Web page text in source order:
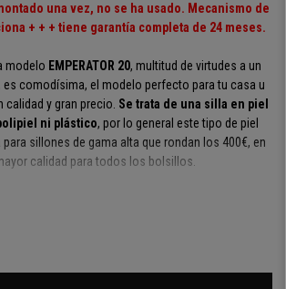
una vez, no se ha usado. Mecanismo de
+ + + tiene garantía completa de 24 meses.
modelo EMPERATOR 20, multitud de virtudes a un
es comodísima, el modelo perfecto para tu casa u
calidad y gran precio. Se trata de una silla en piel
ni plástico, por lo general este tipo de piel
sillones de gama alta que rondan los 400€, en
calidad para todos los bolsillos.
ejecutivo impresiona por su
curvados y el diseño del respaldo,